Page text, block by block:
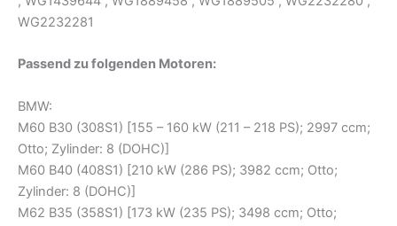
WG2232281
Passend zu folgenden Motoren:
BMW:
M60 B30 (308S1) [155 – 160 kW (211 – 218 PS); 2997 ccm;
Otto; Zylinder: 8 (DOHC)]
M60 B40 (408S1) [210 kW (286 PS); 3982 ccm; Otto;
Zylinder: 8 (DOHC)]
M62 B35 (358S1) [173 kW (235 PS); 3498 ccm; Otto;